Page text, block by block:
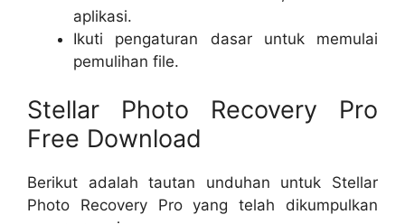
aplikasi.
Ikuti pengaturan dasar untuk memulai
pemulihan file.
Stellar Photo Recovery Pro
Free Download
Berikut adalah tautan unduhan untuk Stellar
Photo Recovery Pro yang telah dikumpulkan